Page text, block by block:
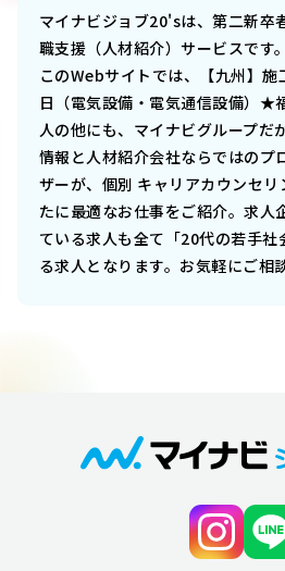
マイナビジョブ20'sは、第二新卒
職支援（人材紹介）サービスです。
このWebサイトでは、
【九州】
日（電気設備・電気通信設備）★
人の他にも、マイナビグループだ
情報と人材紹介会社ならではのプ
ザーが、個別 キャリアカウンセ
たに最適なお仕事をご紹介。求人
ている求人も全て「20代の若手社
る求人となります。お気軽にご相